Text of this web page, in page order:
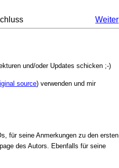
Weiter
und/oder Updates schicken ;-)
source) verwenden und mir
für seine Anmerkungen zu den ersten
des Autors. Ebenfalls für seine